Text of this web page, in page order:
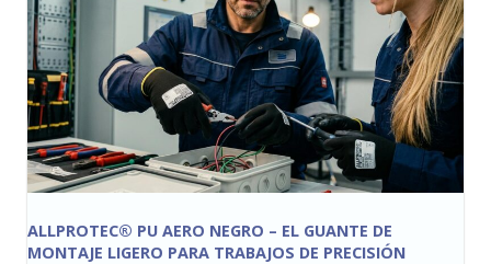
ALLPROTEC® PU AERO NEGRO – EL GUANTE DE
MONTAJE LIGERO PARA TRABAJOS DE PRECISIÓN